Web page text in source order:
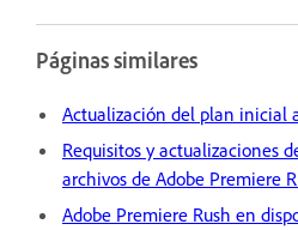
Páginas similares
Actualización del plan inicial
Requisitos y actualizaciones
archivos de Adobe Premiere
Adobe Premiere Rush en